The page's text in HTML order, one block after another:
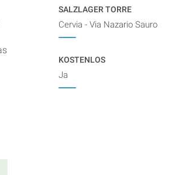
SALZLAGER TORRE
Cervia - Via Nazario Sauro
KOSTENLOS
Ja